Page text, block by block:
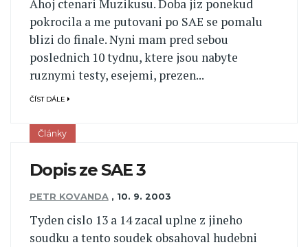
Ahoj ctenari Muzikusu. Doba jiz ponekud
pokrocila a me putovani po SAE se pomalu
blizi do finale. Nyni mam pred sebou
poslednich 10 tydnu, ktere jsou nabyte
ruznymi testy, esejemi, prezen...
ČÍST DÁLE
Články
Dopis ze SAE 3
PETR KOVANDA , 10. 9. 2003
Tyden cislo 13 a 14 zacal uplne z jineho
soudku a tento soudek obsahoval hudebni